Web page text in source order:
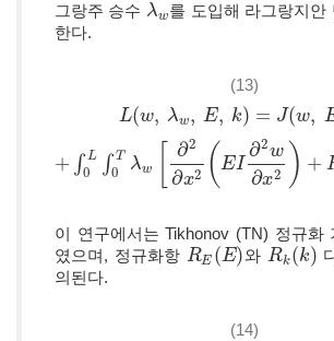
그랑주 승수 λw
λw를 도입해 라그랑지안
한다.
(13)
L(w, λw , E, k) = J(w,
L(w,λw ,E,k =J( w,E k)
+ ∫ L
0 ∫ T
0 λw
∂2
∂x2 (EI
∂2w
∂x2 ) +
+∫ L∫0 Tλw [∂2∂ 2(EI∂ 2 w∂x2)+P∂2 w ∂x 2
이 연구에서는 Tikhonov (TN) 정규화
였으며, 정규화항 RE (E)
RE(E) 와 Rk (k)
Rk(k)
의된다.
(14)